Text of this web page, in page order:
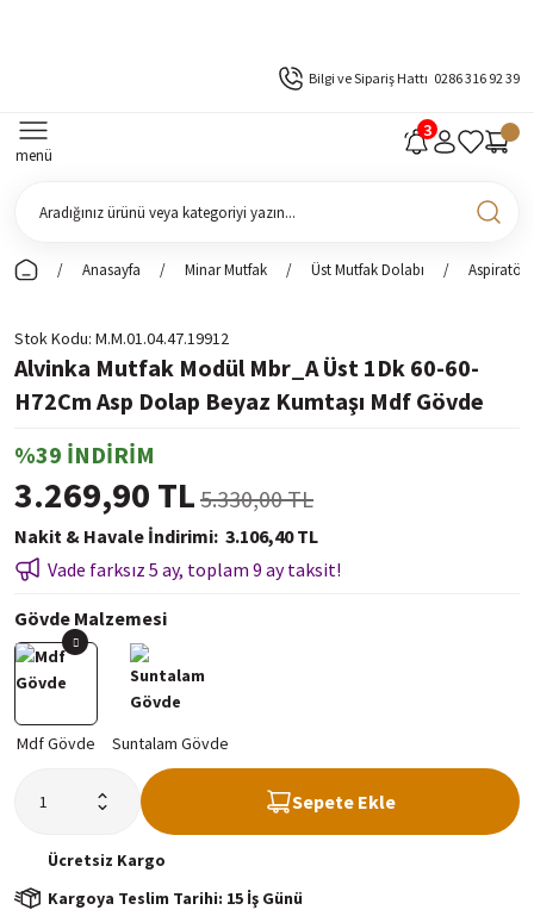
Bilgi ve Sipariş Hattı 0286 316 92 39
menü
Anasayfa Minar Mutfak Üst Mutfak Dolabı Aspiratör
Stok Kodu M.M.01.04.47.19912
Alvinka Mutfak Modül Mbr_A Üst 1Dk 60-60-
H72Cm Asp Dolap Beyaz Kumtaşı Mdf Gövde
%39 İNDİRİM
3.269,90 TL 5.330,00 TL
Nakit & Havale İndirimi 3.106,40 TL
Vade farksız 5 ay, toplam 9 ay taksit!
Gövde Malzemesi
Sepete Ekle
Ücretsiz Kargo
Kargoya Teslim Tarihi: 15 İş Günü